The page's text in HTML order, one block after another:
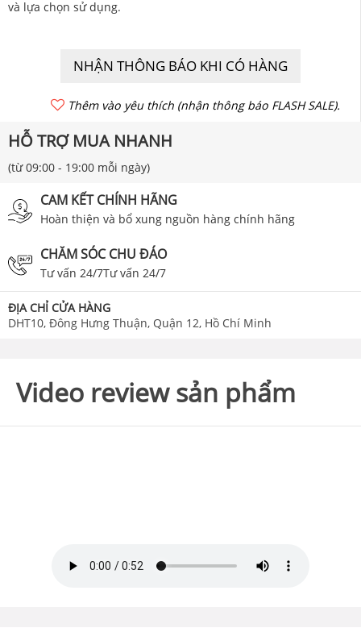
và lựa chọn sử dụng.
NHẬN THÔNG BÁO KHI CÓ HÀNG
Thêm vào yêu thích (nhận thông báo FLASH SALE).
HỖ TRỢ MUA NHANH
(từ 09:00 - 19:00 mỗi ngày)
CAM KẾT CHÍNH HÃNG
Hoàn thiện và bổ xung nguồn hàng chính hãng
CHĂM SÓC CHU ĐÁO
Tư vấn 24/7Tư vấn 24/7
ĐỊA CHỈ CỬA HÀNG
DHT10, Đông Hưng Thuận, Quận 12, Hồ Chí Minh
Video review sản phẩm